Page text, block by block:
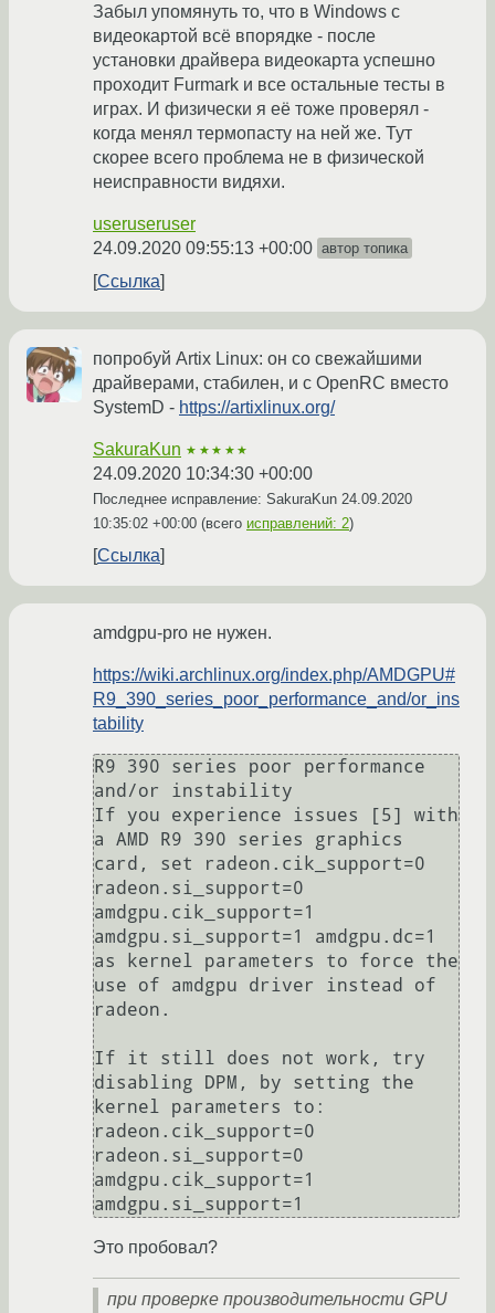
Забыл упомянуть то, что в Windows с
видеокартой всё впорядке - после
установки драйвера видеокарта успешно
проходит Furmark и все остальные тесты в
играх. И физически я её тоже проверял -
когда менял термопасту на ней же. Тут
скорее всего проблема не в физической
неисправности видяхи.
useruseruser
24.09.2020 09:55:13 +00:00 автор топика
Ссылка
попробуй Artix Linux: он со свежайшими
драйверами, стабилен, и с OpenRC вместо
SystemD - https://artixlinux.org/
SakuraKun ★★★★★
24.09.2020 10:34:30 +00:00
Последнее исправление: SakuraKun 24.09.2020
10:35:02 +00:00 (всего исправлений: 2)
Ссылка
amdgpu-pro не нужен.
https://wiki.archlinux.org/index.php/AMDGPU#
R9_390_series_poor_performance_and/or_ins
tability
R9 390 series poor performance
and/or instability
If you experience issues [5] with
a AMD R9 390 series graphics
card, set radeon.cik_support=0
radeon.si_support=0
amdgpu.cik_support=1
amdgpu.si_support=1 amdgpu.dc=1
as kernel parameters to force the
use of amdgpu driver instead of
radeon.
If it still does not work, try
disabling DPM, by setting the
kernel parameters to:
radeon.cik_support=0
radeon.si_support=0
amdgpu.cik_support=1
Это пробовал?
при проверке производительности GPU